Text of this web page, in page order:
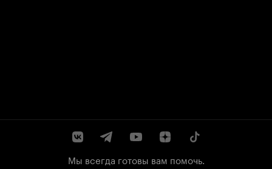
Мы всегда готовы вам помочь.